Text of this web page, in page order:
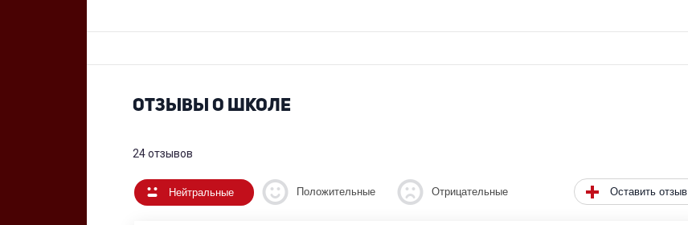
ОТЗЫВЫ О ШКОЛЕ
24 отзывов
Нейтральные Положительные Отрицательные Оставить отзыв